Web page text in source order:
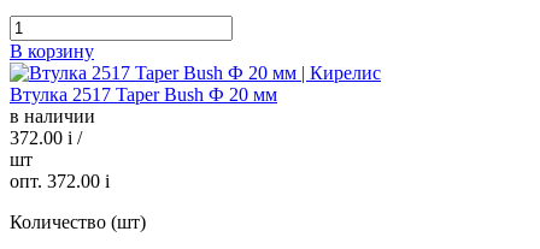
В корзину
Втулка 2517 Taper Bush Ф 20 мм
в наличии
372.00 i /
шт
опт. 372.00 i
Количество (шт)